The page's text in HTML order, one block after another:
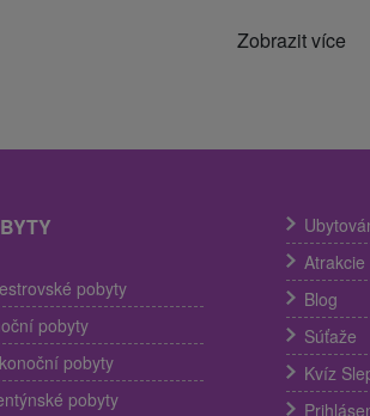
Zobrazit více
pobyty
pobyty
pobyty
pobyty
Atrakcie
Blog
Súťaže
Kvíz